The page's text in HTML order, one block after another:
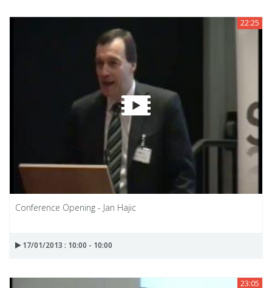
22:25
Conference Opening - Jan Hajic
17/01/2013 : 10:00 - 10:00
23:05